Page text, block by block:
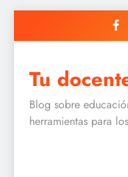
Tu
Blog sobre
herramientas para